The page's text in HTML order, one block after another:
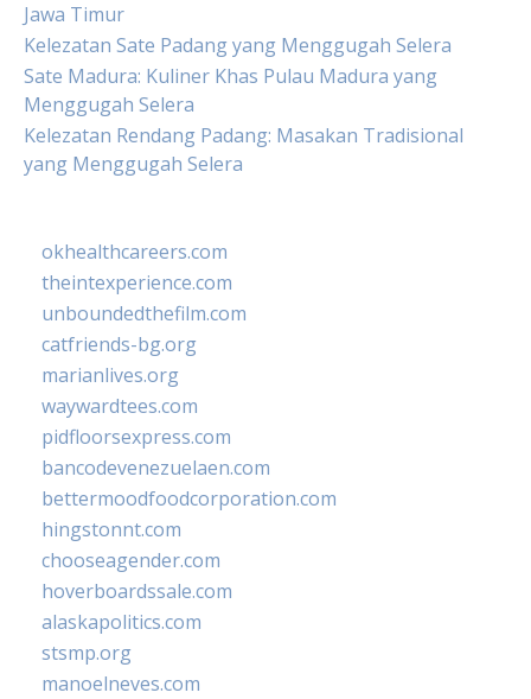
Jawa Timur
Kelezatan Sate Padang yang Menggugah Selera
Sate Madura: Kuliner Khas Pulau Madura yang
Menggugah Selera
Kelezatan Rendang Padang: Masakan Tradisional
yang Menggugah Selera
okhealthcareers.com
theintexperience.com
unboundedthefilm.com
catfriends-bg.org
marianlives.org
waywardtees.com
pidfloorsexpress.com
bancodevenezuelaen.com
bettermoodfoodcorporation.com
hingstonnt.com
chooseagender.com
hoverboardssale.com
alaskapolitics.com
stsmp.org
manoelneves.com